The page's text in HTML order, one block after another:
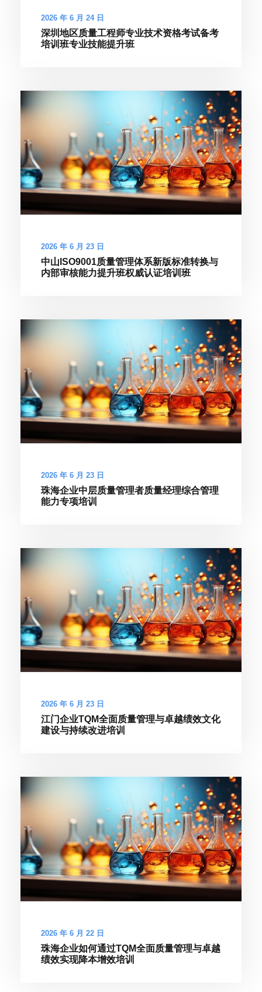
2026 年 6 月 24 日
深圳地区质量工程师专业技术资格考试备考
培训班专业技能提升班
2026 年 6 月 23 日
中山ISO9001质量管理体系新版标准转换与
内部审核能力提升班权威认证培训班
2026 年 6 月 23 日
珠海企业中层质量管理者质量经理综合管理
能力专项培训
2026 年 6 月 23 日
江门企业TQM全面质量管理与卓越绩效文化
建设与持续改进培训
2026 年 6 月 22 日
珠海企业如何通过TQM全面质量管理与卓越
绩效实现降本增效培训